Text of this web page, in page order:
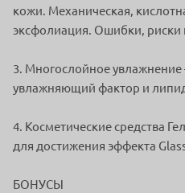
кожи. Механическая,
эксфолиация. Ошибки, риски
3. Многослойное увлажнение
увлажняющий фактор и
4. Косметические средства
для достижения эффекта
БОНУСЫ